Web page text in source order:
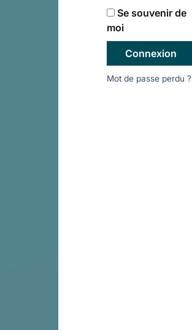
Se souvenir de
moi
Connexion
Mot de passe perdu ?